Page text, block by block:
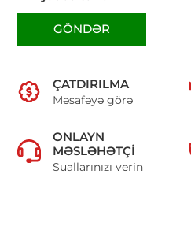
GÖNDƏR
ÇATDIRILMA
Məsafəyə görə
ONLAYN
MƏSLƏHƏTÇI
Suallarınızı verin